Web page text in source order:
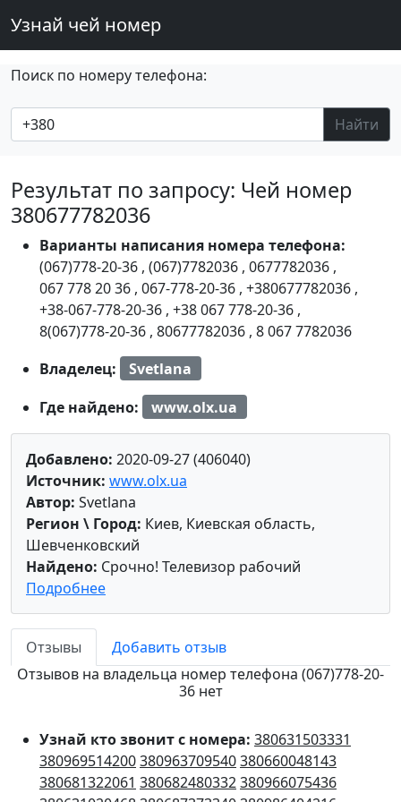
Узнай чей номер
Поиск по номеру телефона:
Найти
Результат по запросу: Чей номер
380677782036
Варианты написания номера телефона:
(067)778-20-36 , (067)7782036 , 0677782036 ,
067 778 20 36 , 067-778-20-36 , +380677782036 ,
+38-067-778-20-36 , +38 067 778-20-36 ,
8(067)778-20-36 , 80677782036 , 8 067 7782036
Владелец:
Svetlana
Где найдено:
www.olx.ua
Добавлено: 2020-09-27 (406040)
Источник: www.olx.ua
Автор: Svetlana
Регион \ Город: Киев, Киевская область,
Шевченковский
Найдено: Срочно! Телевизор рабочий
Подробнее
Отзывы
Добавить отзыв
Отзывов на владельца номер телефона (067)778-20-
36 нет
Узнай кто звонит с номера: 380631503331
380969514200380963709540380660048143
380681322061 380682480332380966075436